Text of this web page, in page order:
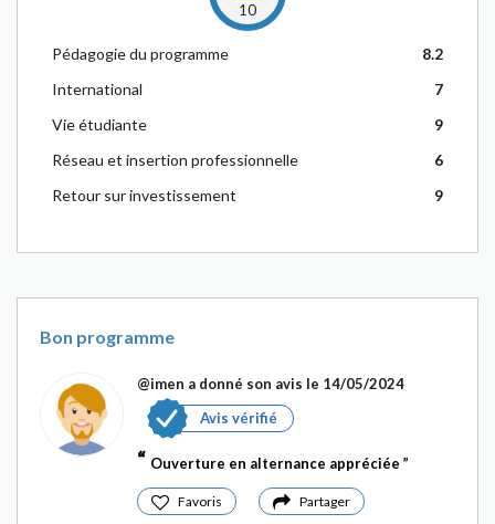
10
Pédagogie du programme
8.2
International
7
Vie étudiante
9
Réseau et insertion professionnelle
6
Retour sur investissement
9
Bon programme
@imen a donné son avis le 14/05/2024
Avis vérifié
Ouverture en alternance appréciée
Favoris Partager